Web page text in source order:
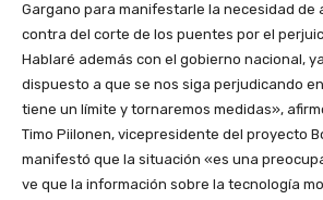
Gargano para manifestarle la necesidad de
contra del corte de los puentes por el
Hablaré además con el gobierno nacional,
dispuesto a que se nos siga perjudicando
tiene un límite y tornaremos medidas»,
Timo Piilonen, vicepresidente del proyecto
manifestó que la situación «es una
ve que la información sobre la tecnología